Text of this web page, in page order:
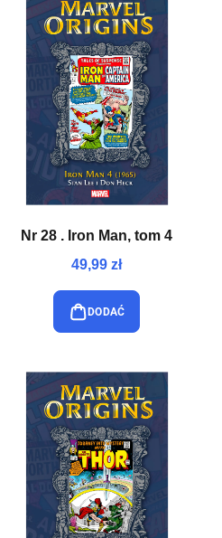
Nr 28 . Iron Man, tom 4
49,99 zł
DODAĆ